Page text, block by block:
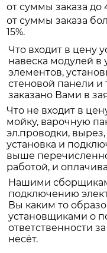
от суммы заказа до
от суммы заказа
15%.
Что входит в цену
навеска модулей в
элементов,
стеновой панели и
заказано Вами в
Что не входит в
мойку, варочную
эл.проводки,
установка и
выше
работой, и
Нашими
подключению
Вы каким то
установщиками о
ответственности
несёт.